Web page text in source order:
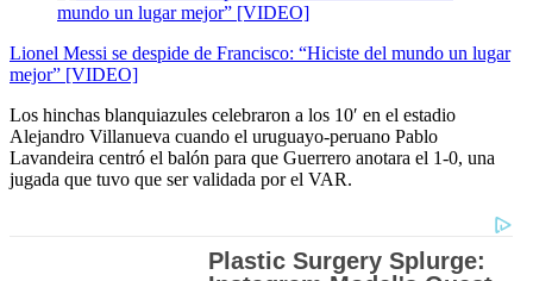
Lionel Messi se despide de Francisco: “Hiciste del mundo un lugar
mejor” [VIDEO]
Los hinchas blanquiazules celebraron a los 10′ en el estadio
Alejandro Villanueva cuando el uruguayo-peruano Pablo
Lavandeira centró el balón para que Guerrero anotara el 1-0, una
jugada que tuvo que ser validada por el VAR.